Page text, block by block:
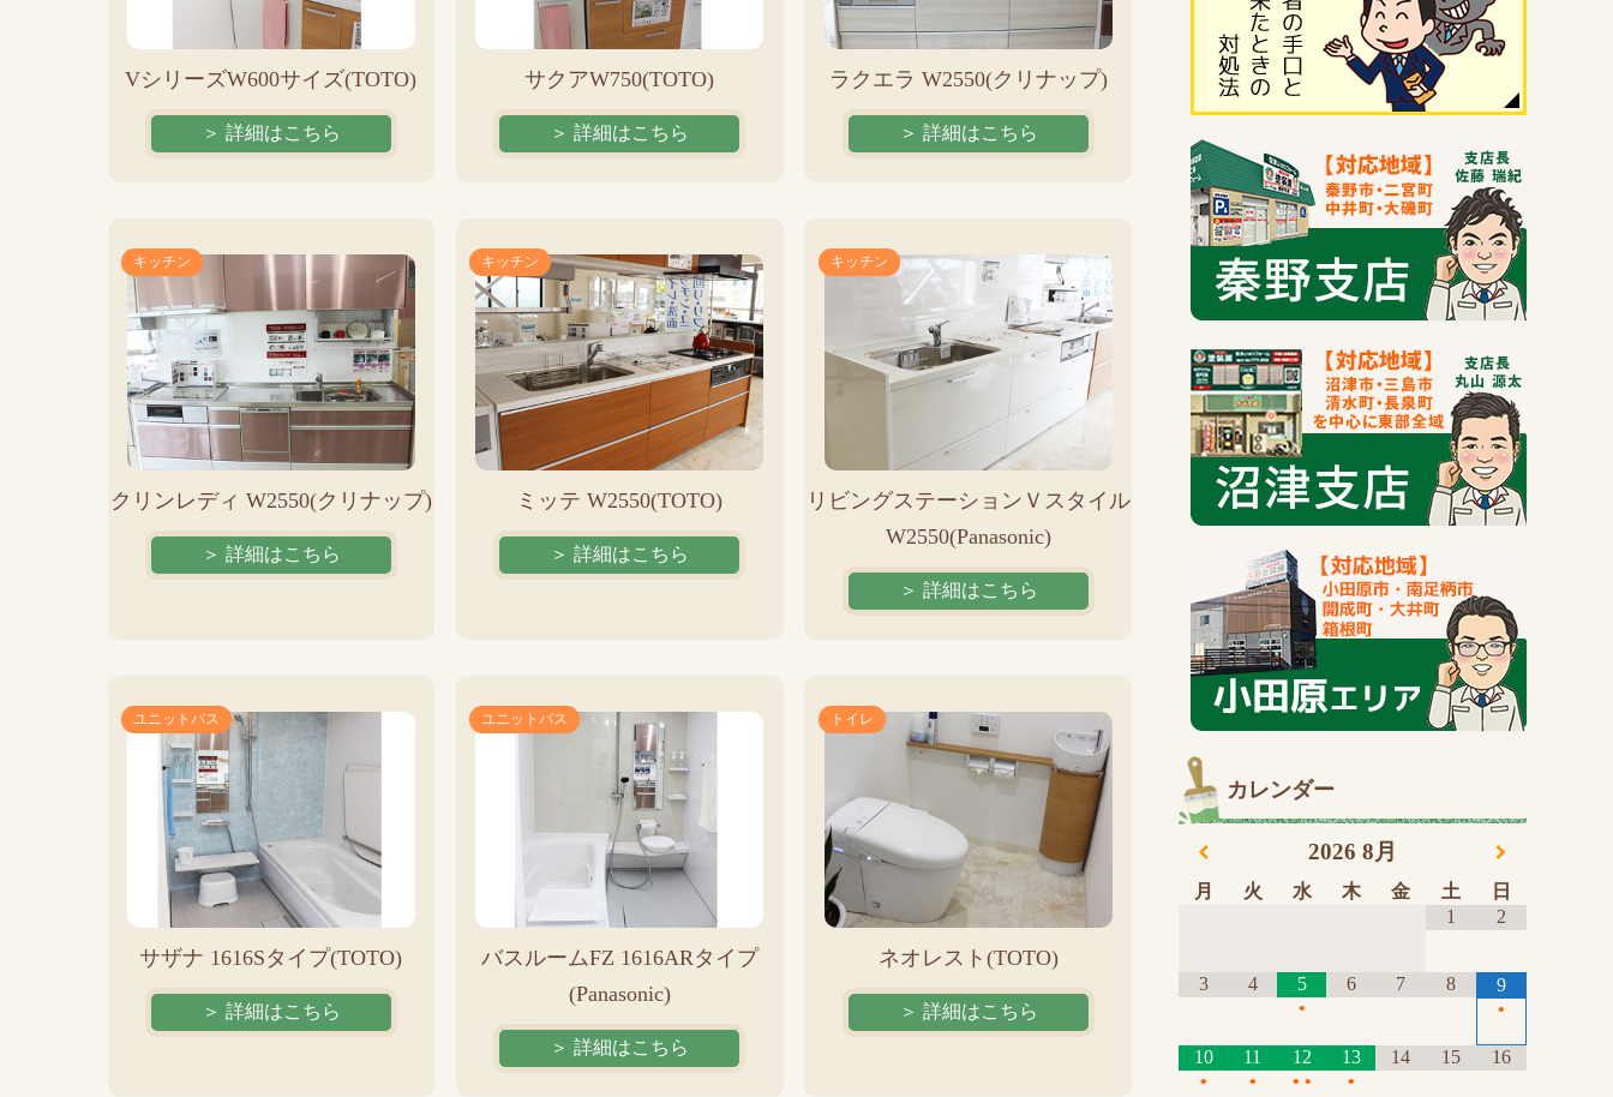
VシリーズW600サイズ(TOTO)
＞ 詳細はこちら
サクアW750(TOTO)
＞ 詳細はこちら
ラクエラ W2550(クリナップ)
＞ 詳細はこちら
キッチン
クリンレディ W2550(クリナップ)
＞ 詳細はこちら
キッチン
ミッテ W2550(TOTO)
＞ 詳細はこちら
キッチン
リビングステーションＶスタイル
W2550(Panasonic)
＞ 詳細はこちら
ユニットバス
サザナ 1616Sタイプ(TOTO)
＞ 詳細はこちら
ユニットバス
バスルームFZ 1616ARタイプ
(Panasonic)
＞ 詳細はこちら
トイレ
ネオレスト(TOTO)
＞ 詳細はこちら
カレンダー
2026 8月
月 火 水 木 金 土
日
1
2
3 4
5
•
6 7 8
9
•
10
•
11
•
12
• •
13
•
14 15 16